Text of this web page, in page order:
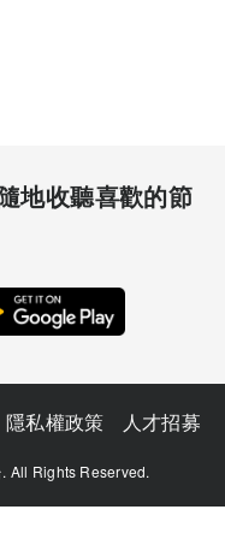
地收聽喜歡的節
隱私權政策 人才招募
All Rights Reserved.